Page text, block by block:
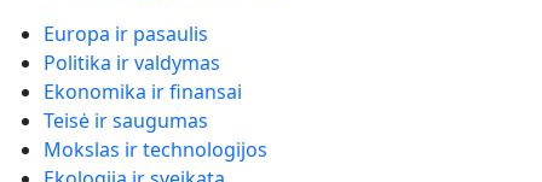
Europa ir pasaulis
Politika ir valdymas
Ekonomika ir finansai
Teisė ir saugumas
Mokslas ir technologijos